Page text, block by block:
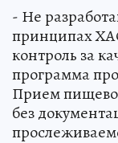
- Не
принципах
контроль за
программа
Прием
без